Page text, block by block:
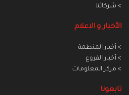
> شركائنا
الأخبار و الاعلام
> أخبار المنطمة
> أخبار الفروع
> مركز المعلومات
تابعونا